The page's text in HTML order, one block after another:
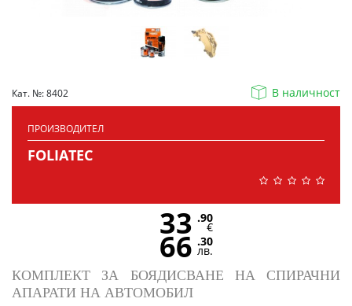
Кат. №: 8402 В наличност
ПРОИЗВОДИТЕЛ
FOLIATEC
КОМПЛЕКТ ЗА БОЯДИСВАНЕ НА СПИРАЧНИ
АПАРАТИ НА АВТОМОБИЛ
33 .90
€
66 .30
лв.